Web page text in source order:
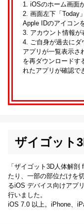
1. iOSのホーム画面
2. 画面左下「Today
Apple IDのアイコン
3. アカウント情報が
4. ご自身が過去にダ
アプリが一覧表示さ
を再ダウンロードす
れたアプリが確認で
ザイゴット
「ザイゴット3D人体解
たり、一部の部位だけを
るiOS デバイス向けアプ
行いました。
iOS 7.0 以上。iPhone、